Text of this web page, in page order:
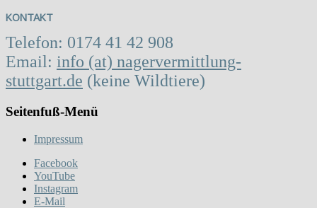
KONTAKT
Telefon: 0174 41 42 908
Email: info (at) nagervermittlung-
stuttgart.de (keine Wildtiere)
Seitenfuß-Menü
Impressum
Facebook
YouTube
Instagram
E-Mail